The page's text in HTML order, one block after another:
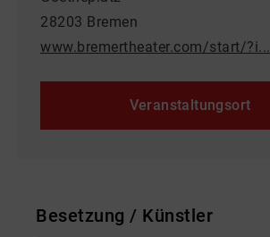
28203 Bremen
www.bremertheater.com/start/?i...
Veranstaltungsort
Besetzung / Künstler